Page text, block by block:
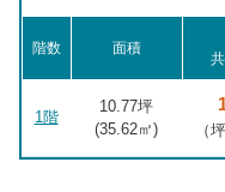
階数 面積
1階
10.77坪
(35.62㎡) （